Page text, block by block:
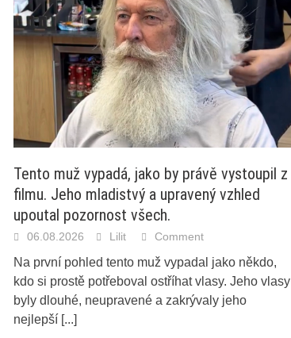
Tento muž vypadá, jako by právě vystoupil z
filmu. Jeho mladistvý a upravený vzhled
upoutal pozornost všech.
06.08.2026 Lilit Comment
Na první pohled tento muž vypadal jako někdo,
kdo si prostě potřeboval ostříhat vlasy. Jeho vlasy
byly dlouhé, neupravené a zakrývaly jeho
nejlepší [...]